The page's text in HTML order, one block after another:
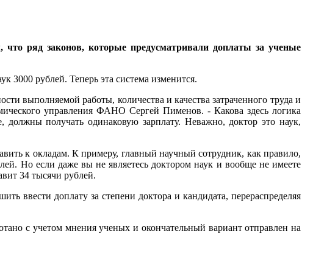
ряд законов, которые предусматривали доплаты за ученые
3000 рублей. Теперь эта система изменится.
выполняемой работы, количества и качества затраченного труда и
управления ФАНО Сергей Пименов. - Какова здесь логика
получать одинаковую зарплату. Неважно, доктор это наук,
к окладам. К примеру, главный научный сотрудник, как правило,
Но если даже вы не являетесь доктором наук и вообще не имеете
34 тысячи рублей.
ввести доплату за степени доктора и кандидата, перераспределяя
с учетом мнения ученых и окончательный вариант отправлен на